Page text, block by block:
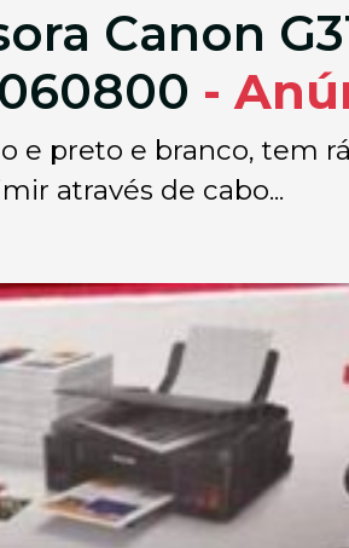
Canon
-
e preto e branco, tem
através de cabo...